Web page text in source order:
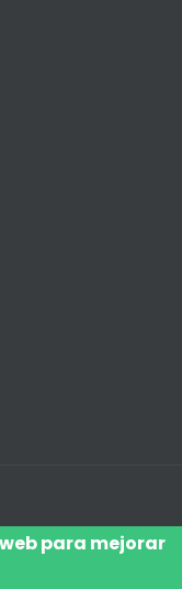
para mejorar